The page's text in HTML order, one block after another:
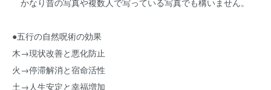
かなり昔の写真や複数人で写っている写真でも構いません。
●五行の自然呪術の効果
木→現状改善と悪化防止
火→停滞解消と宿命活性
土→人生安定と幸福増加